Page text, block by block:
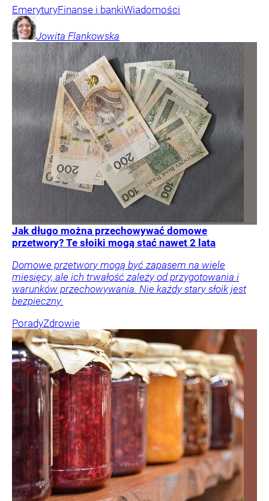
EmeryturyFinanse i bankiWiadomości
Jowita Flankowska
Jak długo można przechowywać domowe
przetwory? Te słoiki mogą stać nawet 2 lata
Domowe przetwory mogą być zapasem na wiele
miesięcy, ale ich trwałość zależy od przygotowania i
warunków przechowywania. Nie każdy stary słoik jest
bezpieczny.
PoradyZdrowie